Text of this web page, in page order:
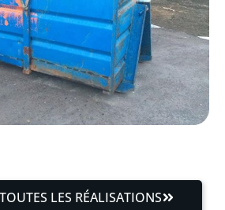
LES RÉALISATIONS